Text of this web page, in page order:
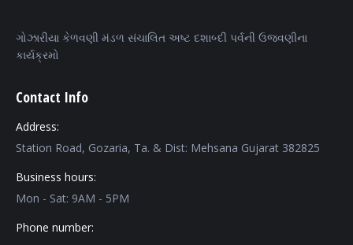
ગોઝારીયા કેળવણી મંડળ સંચાલિત અષ્ટ દશાબ્દી પર્વની ઉજવણીના
કાર્યક્રમો
Contact Info
Address:
Station Road, Gozaria, Ta. & Dist: Mehsana Gujarat 382825
Business hours:
Mon - Sat: 9AM - 5PM
Phone number: